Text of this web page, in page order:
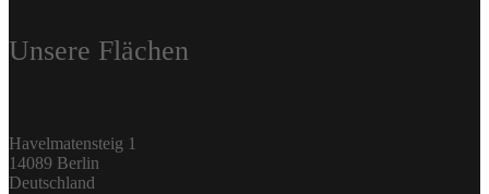
Unsere Flächen
Havelmatensteig 1
14089 Berlin
Deutschland